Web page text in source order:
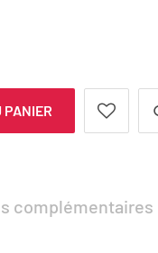
PANIER
complémentaires